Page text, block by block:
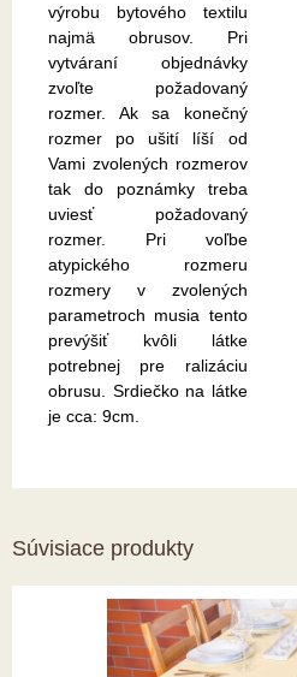
výrobu bytového textilu
najmä obrusov. Pri
vytváraní objednávky
zvoľte požadovaný
rozmer. Ak sa konečný
rozmer po ušití líší od
Vami zvolených rozmerov
tak do poznámky treba
uviesť požadovaný
rozmer. Pri voľbe
atypického rozmeru
rozmery v zvolených
parametroch musia tento
prevýšiť kvôli látke
potrebnej pre ralizáciu
obrusu. Srdiečko na látke
je cca: 9cm.
Súvisiace produkty